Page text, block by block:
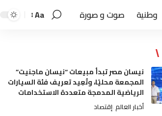
وطنية صوت و صورة Aa
نيسان مصر تبدأ مبيعات “نيسان ماجنيت”
المجمعة محليًا، وتُعِيد تعريف فئة السيارات
الرياضية المدمجة متعددة الاستخدامات
أخبار العالم إقتصاد